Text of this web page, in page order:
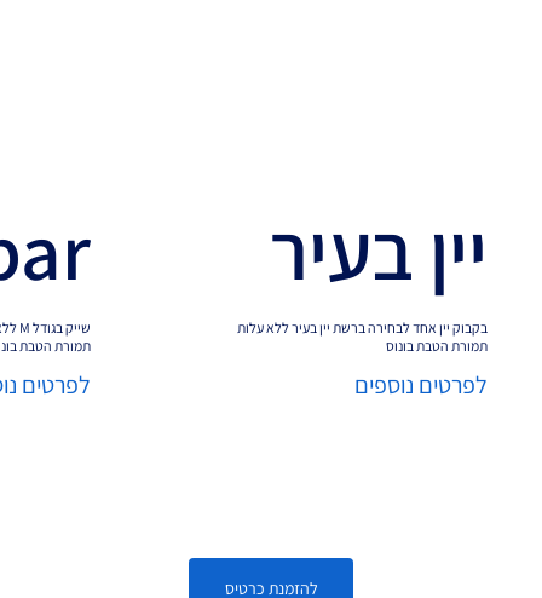
יין בעיר
בקבוק יין אחד לבחירה ברשת יין בעיר ללא עלות
תמורת הטבת בונוס
לפרטים נוספים
שייק בגודל M ללא עלות ברשת ריבר
תמורת הטבת
לפרטים
להזמנת כרטיס